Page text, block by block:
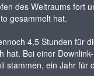
des Weltraums fort
gesammelt hat.
4,5 Stunden für
Bei einer
stammen, ein Jahr für